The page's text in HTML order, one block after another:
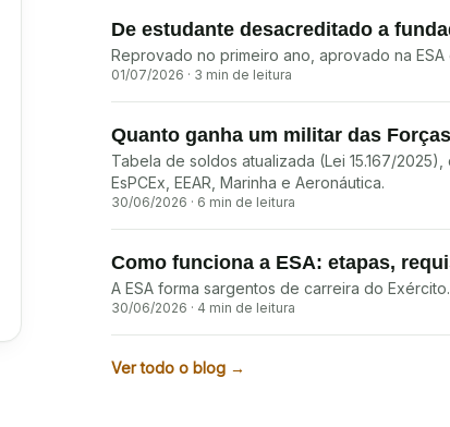
De estudante desacreditado a
Reprovado no primeiro ano, aprovado na
01/07/2026 · 3 min de leitura
Quanto ganha um militar das
Tabela de soldos atualizada (Lei 15.167/
EsPCEx, EEAR, Marinha e Aeronáutica.
30/06/2026 · 6 min de leitura
Como funciona a ESA: etapas,
A ESA forma sargentos de carreira do
30/06/2026 · 4 min de leitura
Ver todo o blog →